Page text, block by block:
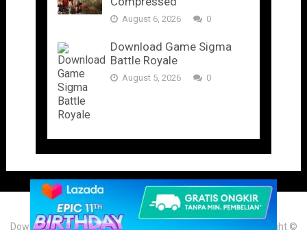
August 6, 2026 0
Download Game Sigma
Battle Royale
August 5, 2026 0
Download Game & Aplikasi Android Mod Terbaru 2025 Copyright ©